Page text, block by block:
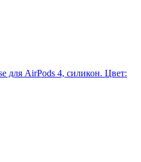
для AirPods 4, силикон. Цвет: